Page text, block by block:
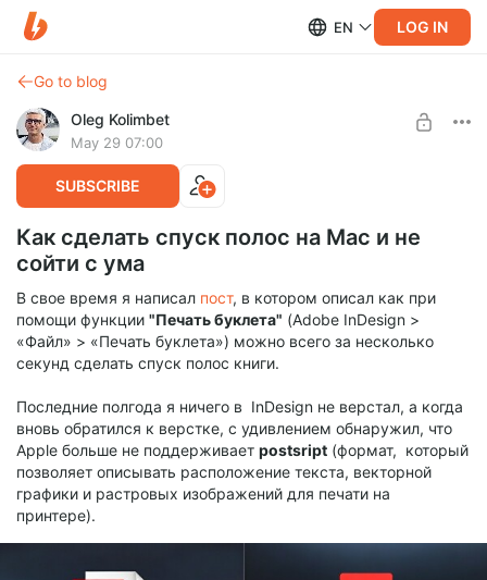
EN LOG IN
Go to blog
Oleg Kolimbet
May 29 07:00
SUBSCRIBE
Как сделать спуск полос на Mac и не
сойти с ума
В свое время я написал пост, в котором описал как при
помощи функции "Печать буклета" (Adobe InDesign >
«Файл» > «Печать буклета») можно всего за несколько
секунд сделать спуск полос книги.
Последние полгода я ничего в InDesign не верстал, а когда
вновь обратился к верстке, с удивлением обнаружил, что
Apple больше не поддерживает postsript (формат, который
позволяет описывать расположение текста, векторной
графики и растровых изображений для печати на
принтере).